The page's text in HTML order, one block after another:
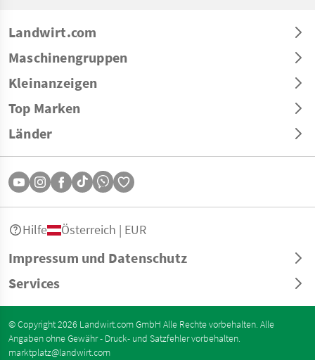
Landwirt.com
Maschinengruppen
Kleinanzeigen
Top Marken
Länder
Impressum und Datenschutz
Services
Hilfe Österreich | EUR
© Copyright 2026 Landwirt.com GmbH Alle Rechte vorbehalten. Alle
Angaben ohne Gewähr - Druck- und Satzfehler vorbehalten.
marktplatz@landwirt.com